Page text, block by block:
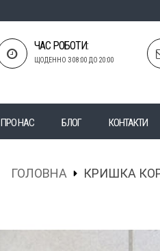
ЧАС РОБОТИ:
ЩОДЕННО З 08:00 ДО 20:00
ПРО НАС БЛОГ КОНТАКТИ
ГОЛОВНА КРИШКА